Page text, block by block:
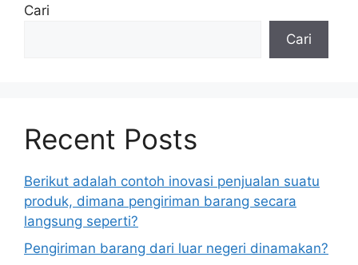
Cari
Cari
Recent Posts
Berikut adalah contoh inovasi penjualan suatu
produk, dimana pengiriman barang secara
langsung seperti?
Pengiriman barang dari luar negeri dinamakan?